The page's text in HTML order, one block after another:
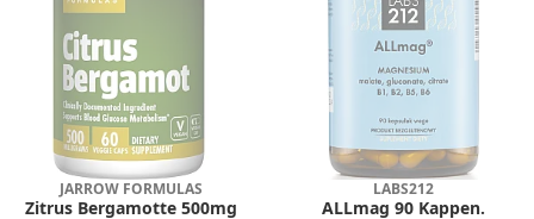
JARROW FORMULAS
Zitrus Bergamotte 500mg
LABS212
ALLmag 90 Kappen.